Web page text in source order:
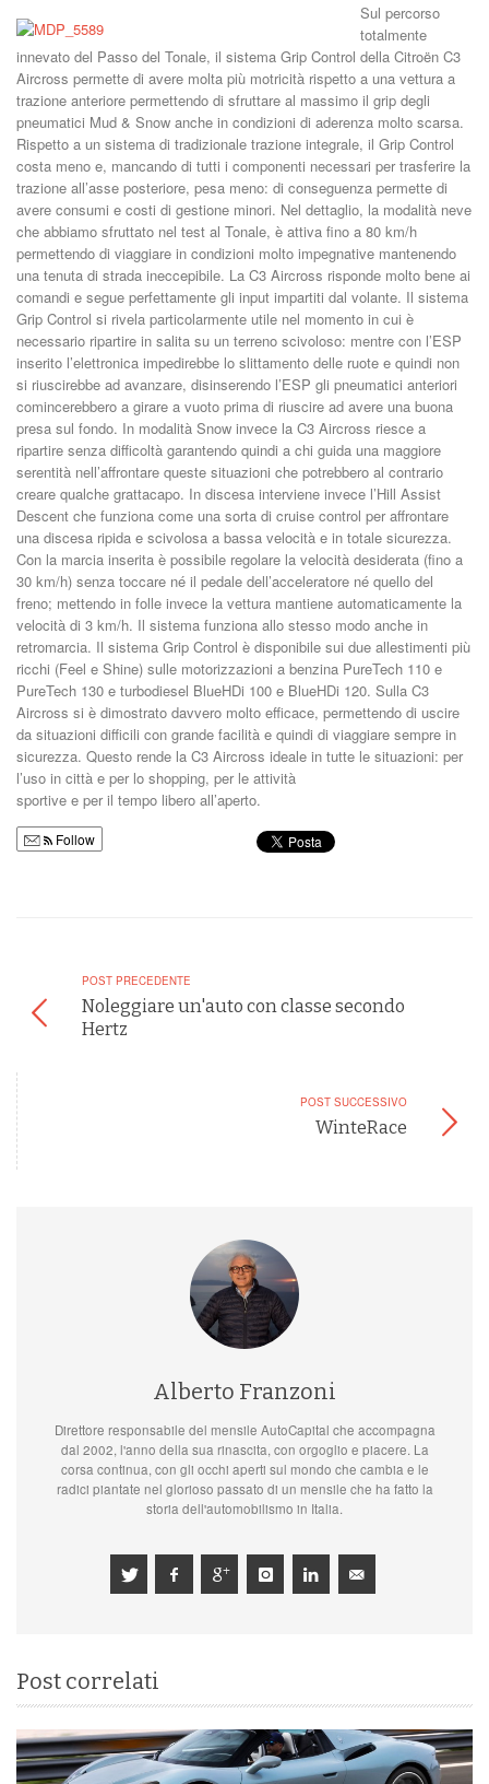
Sul percorso
totalmente
innevato del Passo del Tonale, il sistema Grip Control della Citroën C3
Aircross permette di avere molta più motricità rispetto a una vettura a
trazione anteriore permettendo di sfruttare al massimo il grip degli
pneumatici Mud & Snow anche in condizioni di aderenza molto scarsa.
Rispetto a un sistema di tradizionale trazione integrale, il Grip Control
costa meno e, mancando di tutti i componenti necessari per trasferire la
trazione all’asse posteriore, pesa meno: di conseguenza permette di
avere consumi e costi di gestione minori. Nel dettaglio, la modalità neve
che abbiamo sfruttato nel test al Tonale, è attiva fino a 80 km/h
permettendo di viaggiare in condizioni molto impegnative mantenendo
una tenuta di strada ineccepibile. La C3 Aircross risponde molto bene ai
comandi e segue perfettamente gli input impartiti dal volante. Il sistema
Grip Control si rivela particolarmente utile nel momento in cui è
necessario ripartire in salita su un terreno scivoloso: mentre con l’ESP
inserito l’elettronica impedirebbe lo slittamento delle ruote e quindi non
si riuscirebbe ad avanzare, disinserendo l’ESP gli pneumatici anteriori
comincerebbero a girare a vuoto prima di riuscire ad avere una buona
presa sul fondo. In modalità Snow invece la C3 Aircross riesce a
ripartire senza difficoltà garantendo quindi a chi guida una maggiore
serentità nell’affrontare queste situazioni che potrebbero al contrario
creare qualche grattacapo. In discesa interviene invece l’Hill Assist
Descent che funziona come una sorta di cruise control per affrontare
una discesa ripida e scivolosa a bassa velocità e in totale sicurezza.
Con la marcia inserita è possibile regolare la velocità desiderata (fino a
30 km/h) senza toccare né il pedale dell’acceleratore né quello del
freno; mettendo in folle invece la vettura mantiene automaticamente la
velocità di 3 km/h. Il sistema funziona allo stesso modo anche in
retromarcia. Il sistema Grip Control è disponibile sui due allestimenti più
ricchi (Feel e Shine) sulle motorizzazioni a benzina PureTech 110 e
PureTech 130 e turbodiesel BlueHDi 100 e BlueHDi 120. Sulla C3
Aircross si è dimostrato davvero molto efficace, permettendo di uscire
da situazioni difficili con grande facilità e quindi di viaggiare sempre in
sicurezza. Questo rende la C3 Aircross ideale in tutte le situazioni: per
l’uso in città e per lo shopping, per le attività
sportive e per il tempo libero all’aperto.
Follow
POST PRECEDENTE
Noleggiare un'auto con classe secondo
Hertz
POST SUCCESSIVO
WinteRace
Alberto Franzoni
Direttore responsabile del mensile AutoCapital che accompagna
dal 2002, l'anno della sua rinascita, con orgoglio e piacere. La
corsa continua, con gli occhi aperti sul mondo che cambia e le
radici piantate nel glorioso passato di un mensile che ha fatto la
storia dell'automobilismo in Italia.
Post correlati